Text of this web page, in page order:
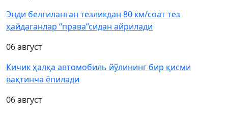
Энди белгиланган тезликдан 80 км/соат тез
ҳайдаганлар “права”сидан айрилади
06 август
Кичик ҳалқа автомобиль йўлининг бир қисми
вақтинча ёпилади
06 август